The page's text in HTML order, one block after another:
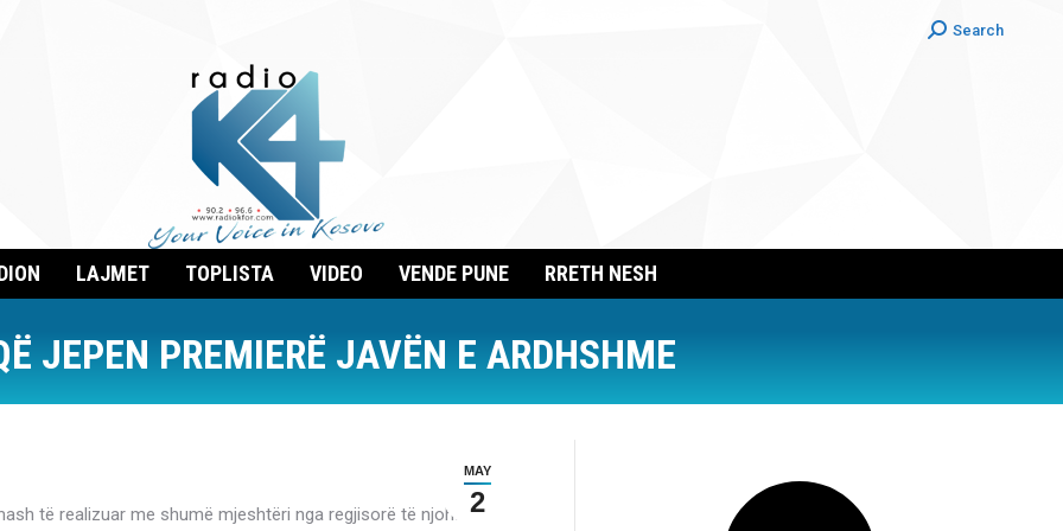
Search:
Search
LAJMET TOPLISTA VIDEO VENDE PUNE RRETH NESH
JEPEN PREMIERË JAVËN E ARDHSHME
MAY
2
të realizuar me shumë mjeshtëri nga regjisorë të njohur